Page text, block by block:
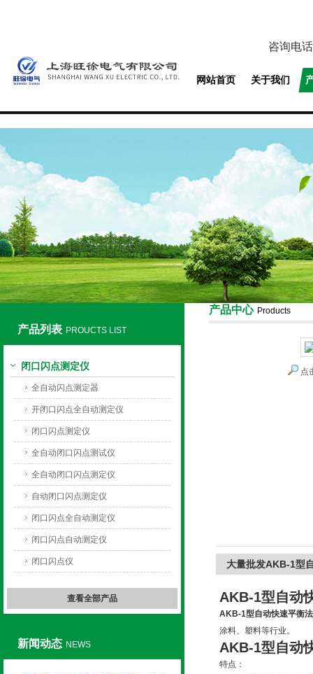
上海旺徐电气有限公司
咨询电
网站首页 关于我们
产品列表 PROUCTS LIST
闭口闪点测定仪
全自动闪点测定器
开闭口闪点全自动测定仪
闭口闪点测定仪
全自动闭口闪点测试仪
全自动闭口闪点测定仪
自动闭口闪点测定仪
闭口闪点全自动测定仪
闭口闪点自动测定仪
闭口闪点仪
查看全部产品
新闻动态 NEWS
产品中心 Products
点
大量批发AKB-1型
AKB-1型自动
AKB-1型自动快速平衡
涂料、塑料等行业。
AKB-1型自动
特点：